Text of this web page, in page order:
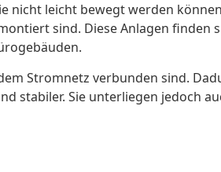
nicht leicht bewegt werden
sind. Diese Anlagen
Stromnetz verbunden sind.
stabiler. Sie unterliegen jedoch